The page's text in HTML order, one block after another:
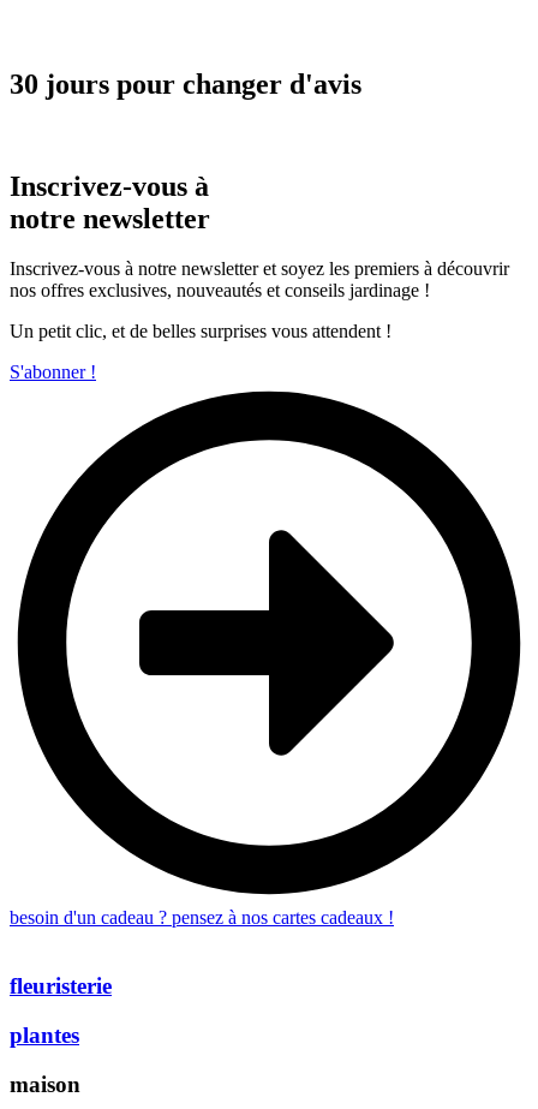
30 jours pour changer d'avis
Inscrivez-vous à
notre newsletter
Inscrivez-vous à notre newsletter et soyez les premiers à découvrir
nos offres exclusives, nouveautés et conseils jardinage !
Un petit clic, et de belles surprises vous attendent !
S'abonner !
besoin d'un cadeau ? pensez à nos cartes cadeaux !
fleuristerie
plantes
maison